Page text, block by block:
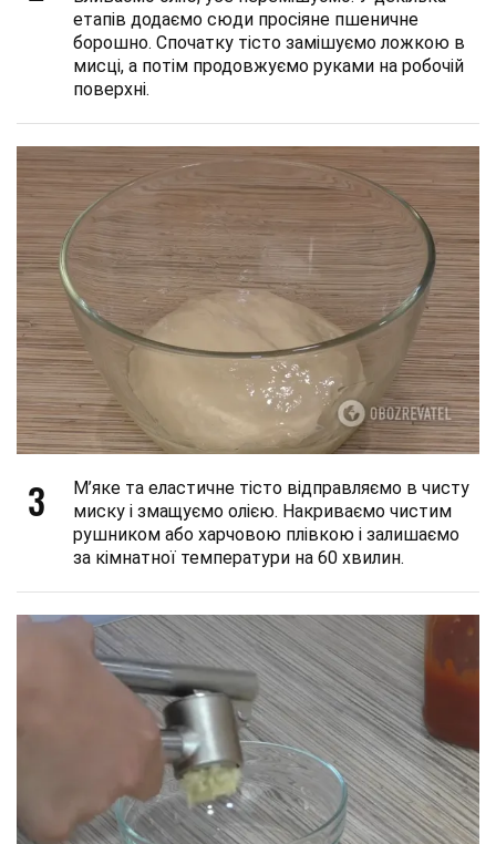
етапів додаємо сюди просіяне пшеничне
борошно. Спочатку тісто замішуємо ложкою в
мисці, а потім продовжуємо руками на робочій
поверхні.
3
М’яке та еластичне тісто відправляємо в чисту
миску і змащуємо олією. Накриваємо чистим
рушником або харчовою плівкою і залишаємо
за кімнатної температури на 60 хвилин.